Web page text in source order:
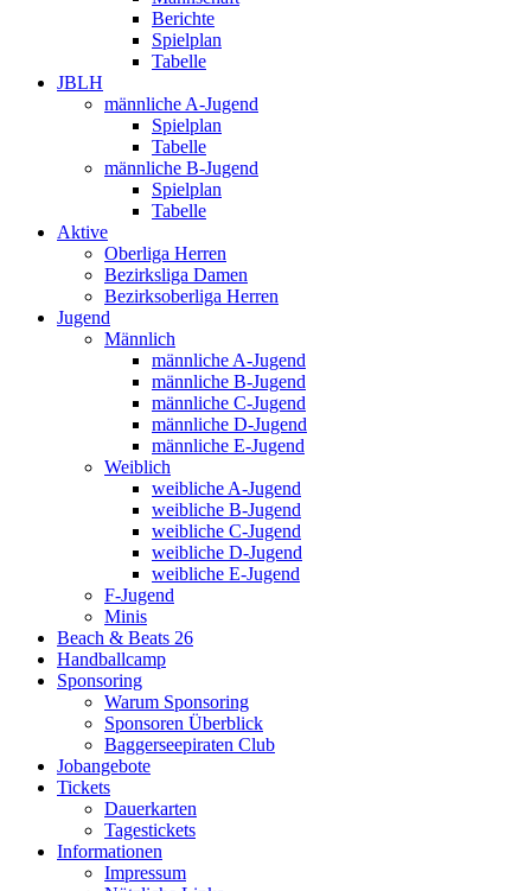
Berichte
Spielplan
Tabelle
JBLH
männliche A-Jugend
Spielplan
Tabelle
männliche B-Jugend
Spielplan
Tabelle
Aktive
Oberliga Herren
Bezirksliga Damen
Bezirksoberliga Herren
Jugend
Männlich
männliche A-Jugend
männliche B-Jugend
männliche C-Jugend
männliche D-Jugend
männliche E-Jugend
Weiblich
weibliche A-Jugend
weibliche B-Jugend
weibliche C-Jugend
weibliche D-Jugend
weibliche E-Jugend
F-Jugend
Minis
Beach & Beats 26
Handballcamp
Sponsoring
Warum Sponsoring
Sponsoren Überblick
Baggerseepiraten Club
Jobangebote
Tickets
Dauerkarten
Tagestickets
Informationen
Impressum